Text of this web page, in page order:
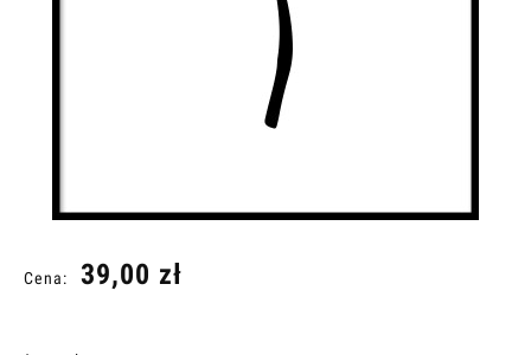
Cena: 39,00 zł